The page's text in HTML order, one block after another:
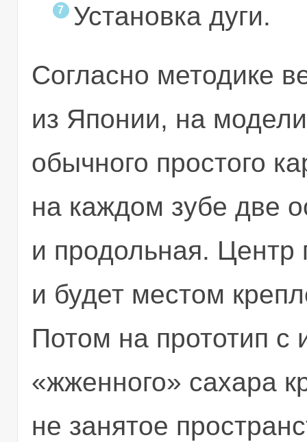
Установка дуги.
Согласно методике
из Японии, на
обычного простого
на каждом зубе две
и продольная. Центр
и будет местом
Потом на прототип с
«жженного» сахара
не занятое